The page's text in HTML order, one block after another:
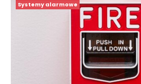
Systemy alarmowe